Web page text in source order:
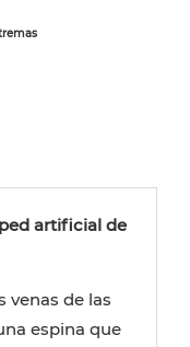
artificial de
venas de las
espina que